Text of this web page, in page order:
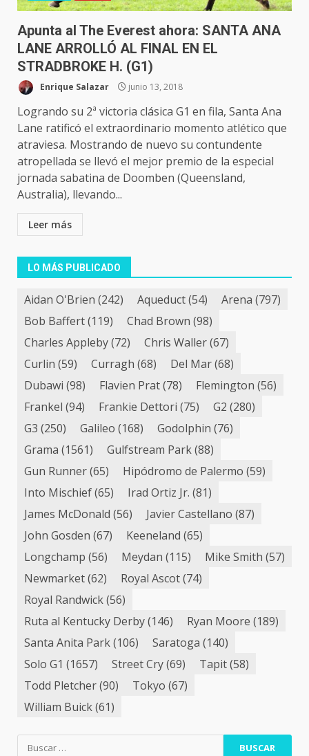
Apunta al The Everest ahora: SANTA ANA
LANE ARROLLÓ AL FINAL EN EL
STRADBROKE H. (G1)
Enrique Salazar junio 13, 2018
Logrando su 2ª victoria clásica G1 en fila, Santa Ana
Lane ratificó el extraordinario momento atlético que
atraviesa. Mostrando de nuevo su contundente
atropellada se llevó el mejor premio de la especial
jornada sabatina de Doomben (Queensland,
Australia), llevando...
Leer más
LO MÁS PUBLICADO
Aidan O'Brien (242) Aqueduct(54) Arena (797)
Bob Baffert(119) Chad Brown (98)
Charles Appleby(72) Chris Waller(67)
Curlin (59) Curragh (68) Del Mar(68)
Dubawi (98) Flavien Prat(78) Flemington (56)
Frankel (94) Frankie Dettori (75) G2 (280)
G3 (250) Galileo (168) Godolphin (76)
Grama (1561) Gulfstream Park(88)
Gun Runner(65) Hipódromo de Palermo (59)
Into Mischief(65) Irad Ortiz Jr. (81)
James McDonald (56) Javier Castellano (87)
John Gosden (67) Keeneland (65)
Longchamp (56) Meydan (115) Mike Smith (57)
Newmarket(62) Royal Ascot(74)
Royal Randwick(56)
Ruta al Kentucky Derby(146) Ryan Moore (189)
Santa Anita Park(106) Saratoga (140)
Solo G1 (1657) Street Cry(69) Tapit(58)
Todd Pletcher(90) Tokyo (67)
William Buick(61)
Buscar: